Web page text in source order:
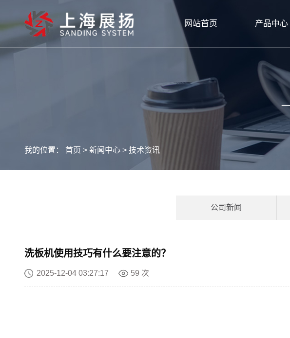
网站首页 产品中心
我的位置： 首页 > 新闻中心 > 技术资讯
公司新闻
洗板机使用技巧有什么要注意的？
2025-12-04 03:27:17 59 次